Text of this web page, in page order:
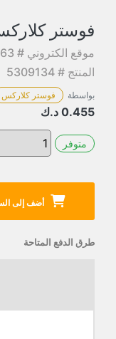
فوستر كلاركس
موقع الكتروني # 108263
المنتج # 5309134
بواسطة فوستر كلاركس
0.455 د.ك
متوفر
أضف إلى
طرق الدفع المتاحة